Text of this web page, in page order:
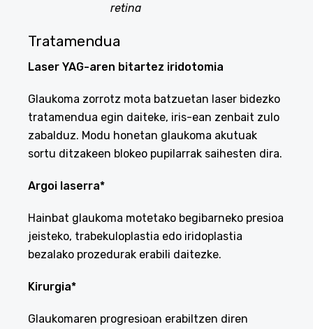
retina
Tratamendua
Laser YAG-aren bitartez iridotomia
Glaukoma zorrotz mota batzuetan laser bidezko
tratamendua egin daiteke, iris-ean zenbait zulo
zabalduz. Modu honetan glaukoma akutuak
sortu ditzakeen blokeo pupilarrak saihesten dira.
Argoi laserra*
Hainbat glaukoma motetako begibarneko presioa
jeisteko, trabekuloplastia edo iridoplastia
bezalako prozedurak erabili daitezke.
Kirurgia*
Glaukomaren progresioan erabiltzen diren